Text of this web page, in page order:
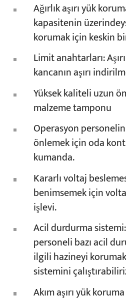
Ağırlık aşırı yük
kapasitenin
korumak için keskin
Limit anahtarları:
kancanın aşırı
Yüksek kaliteli uzun
malzeme tamponu
Operasyon
önlemek için oda
kumanda.
Kararlı voltaj
benimsemek için
işlevi.
Acil durdurma
personeli bazı acil
ilgili hazineyi
sistemini
Akım aşırı yük